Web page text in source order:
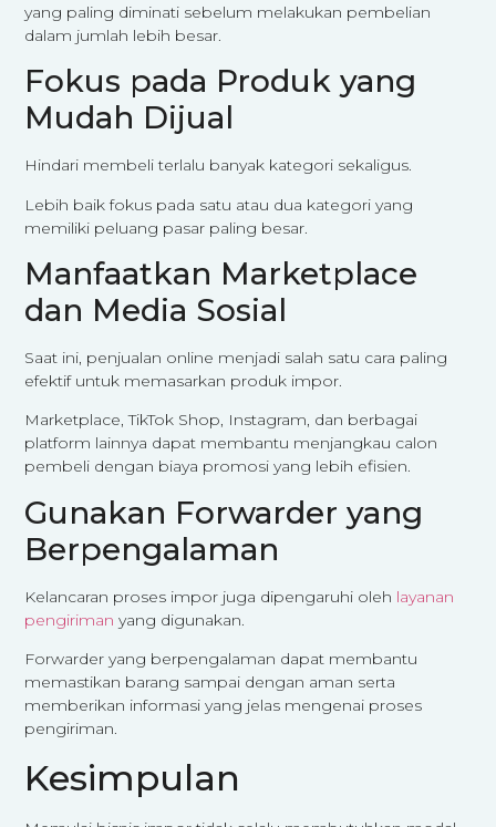
yang paling diminati sebelum melakukan pembelian
dalam jumlah lebih besar.
Fokus pada Produk yang
Mudah Dijual
Hindari membeli terlalu banyak kategori sekaligus.
Lebih baik fokus pada satu atau dua kategori yang
memiliki peluang pasar paling besar.
Manfaatkan Marketplace
dan Media Sosial
Saat ini, penjualan online menjadi salah satu cara paling
efektif untuk memasarkan produk impor.
Marketplace, TikTok Shop, Instagram, dan berbagai
platform lainnya dapat membantu menjangkau calon
pembeli dengan biaya promosi yang lebih efisien.
Gunakan Forwarder yang
Berpengalaman
Kelancaran proses impor juga dipengaruhi oleh layanan
pengiriman yang digunakan.
Forwarder yang berpengalaman dapat membantu
memastikan barang sampai dengan aman serta
memberikan informasi yang jelas mengenai proses
pengiriman.
Kesimpulan